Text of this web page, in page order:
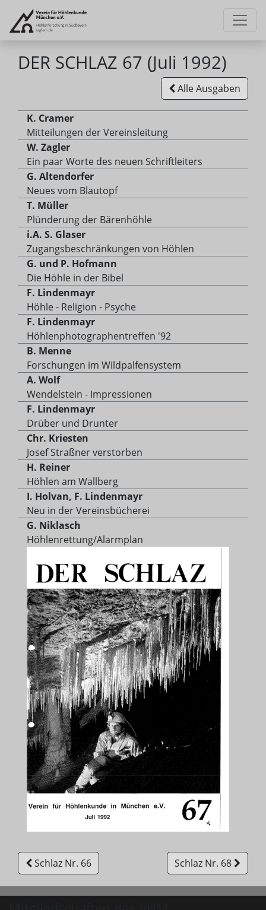
DER SCHLAZ 67 (Juli 1992)
Alle Ausgaben
K. Cramer
Mitteilungen der Vereinsleitung
W. Zagler
Ein paar Worte des neuen Schriftleiters
G. Altendorfer
Neues vom Blautopf
T. Müller
Plünderung der Bärenhöhle
i.A. S. Glaser
Zugangsbeschränkungen von Höhlen
G. und P. Hofmann
Die Höhle in der Bibel
F. Lindenmayr
Höhle - Religion - Psyche
F. Lindenmayr
Höhlenphotographentreffen '92
B. Menne
Forschungen im Wildpalfensystem
A. Wolf
Wendelstein - Impressionen
F. Lindenmayr
Drüber und Drunter
Chr. Kriesten
Josef Straßner verstorben
H. Reiner
Höhlen am Wallberg
I. Holvan, F. Lindenmayr
Neu in der Vereinsbücherei
G. Niklasch
Höhlenrettung/Alarmplan
Schlaz Nr. 66 Schlaz Nr. 68